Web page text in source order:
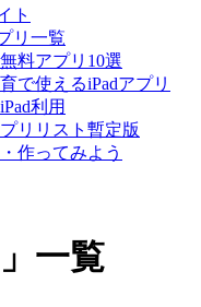
ト
リ一覧
料アプリ10選
で使えるiPadアプリ
利用
リリスト暫定版
作ってみよう
」 一覧